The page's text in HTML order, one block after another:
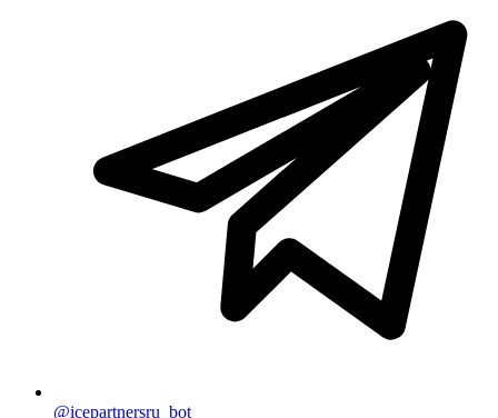
@icepartnersru_bot